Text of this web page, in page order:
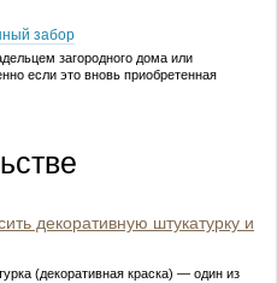
усиливает внешнюю
кирпичами всегда есть …
забор
загородного дома или
если это вновь приобретенная
декоративную штукатурку и
(декоративная краска) — один из